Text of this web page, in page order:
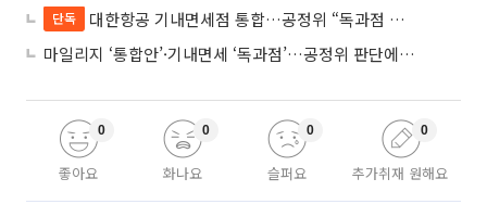
단독
대한항공 기내면세점 통합…공정위 “독과점 여부 따진다”
마일리지 ‘통합안’·기내면세 ‘독과점’…공정위 판단에 쏠린 눈
좋아요
0
화나요
0
슬퍼요
0
추가취재 원해요
0